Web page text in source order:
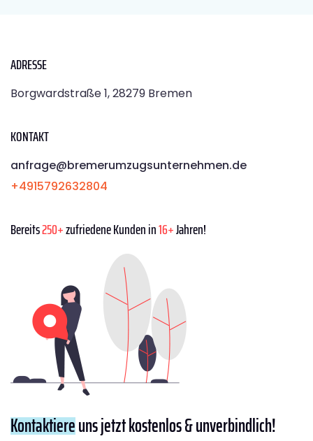
ADRESSE
Borgwardstraße 1, 28279 Bremen
KONTAKT
anfrage@bremerumzugsunternehmen.de
+4915792632804
Bereits250+zufriedene Kunden in16+Jahren!
Kontaktiereuns jetzt kostenlos & unverbindlich!